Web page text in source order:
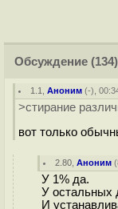
Обсуждение (134)
1.1 ,Аноним (-),
>стирание
вот только
2.80 ,Аноним (
У 1% да.
У остальных
И